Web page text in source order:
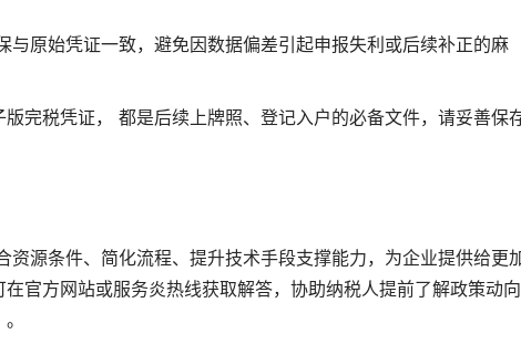
与原始凭证一致，避免因数据偏差引起申报失利或后续补正的麻
完税凭证， 都是后续上牌照、登记入户的必备文件，请妥善保
源条件、简化流程、提升技术手段支撑能力，为企业提供给更
官方网站或服务炎热线获取解答，协助纳税人提前了解政策动